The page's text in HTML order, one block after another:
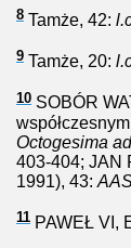
8 Tamże, 42:
9 Tamże, 20:
10 SOBÓR
współczesnym
Octogesima
403-404; JAN
1991), 43:
11 PAWEŁ VI,